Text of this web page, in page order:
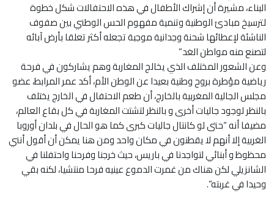
البناء، مشيرة أن إشراك الأطفال في هذه الاحتفالات شكل خطوة
لترسيخ مبادئ الوطنية وتنمية مفهوم الحس الوطني بين صفوف
الناشئة لإعطائها شحنة وجدانية موجبة تجعله أكثر تعلقا بأرض آبائه
لتصنع منه مواطن الغد”
وعن الشعور المختلف الذي يخالج المغاربة وهم يشاركون في فرحة
رياضية مؤطرة بروح وطنية بعيدا عن الوطن الأم، أكدعمر المرابط، عضو
مجلس الجالية المغربية بالخارج، أن طعم الاحتفال في الخارجيختلف
بالنظر لوجود جاليات أخرى و بالنظر لتشتت المغاربة في كل بقاع العالم،
مضيفا أنه “حتى لو كانتال جاليات كبرى كما هو الحال في بلدان أوروبا
الغربية إلا أنهم لا يقطنون في مكان واحد ومن هنا يمكن أن أقول أنني
محظوظ و أبنائي لتواجدنا في باريس، حيث خرجنا وفرحنا واحتفلنا في
الشانزيلي لكن هناك من غمرت الدموع عينيه فرحا منتشيا، لكنه بقي
وحيدا في غربته”.